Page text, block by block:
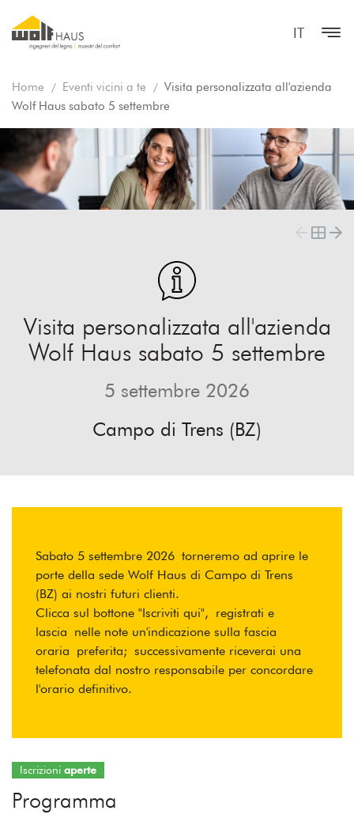
IT
Home Eventi vicini a te
Visita personalizzata all'azienda
Wolf Haus sabato 5 settembre
Visita personalizzata all'azienda
Wolf Haus sabato 5 settembre
5 settembre 2026
Campo di Trens (BZ)
Sabato 5 settembre 2026 torneremo ad aprire le
porte della sede Wolf Haus di Campo di Trens
(BZ) ai nostri futuri clienti.
Clicca sul bottone "Iscriviti qui", registrati e
lascia nelle note un'indicazione sulla fascia
oraria preferita; successivamente riceverai una
telefonata dal nostro responsabile per concordare
l'orario definitivo.
Iscrizioni aperte
Programma